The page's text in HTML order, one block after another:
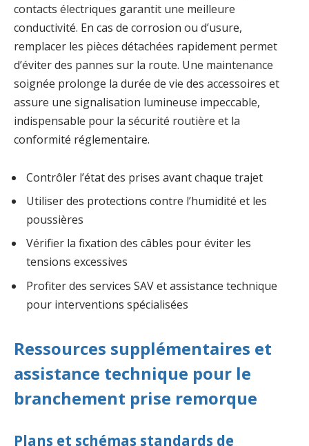
contacts électriques garantit une meilleure
conductivité. En cas de corrosion ou d’usure,
remplacer les pièces détachées rapidement permet
d’éviter des pannes sur la route. Une maintenance
soignée prolonge la durée de vie des accessoires et
assure une signalisation lumineuse impeccable,
indispensable pour la sécurité routière et la
conformité réglementaire.
Contrôler l’état des prises avant chaque trajet
Utiliser des protections contre l’humidité et les
poussières
Vérifier la fixation des câbles pour éviter les
tensions excessives
Profiter des services SAV et assistance technique
pour interventions spécialisées
Ressources supplémentaires et
assistance technique pour le
branchement prise remorque
Plans et schémas standards de